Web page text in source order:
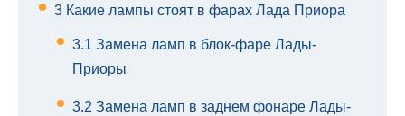
3 Какие лампы стоят в фарах Лада Приора
3.1 Замена ламп в блок-фаре Лады-
Приоры
3.2 Замена ламп в заднем фонаре Лады-